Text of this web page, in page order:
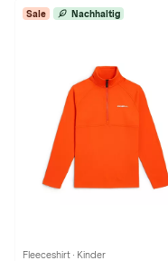
Sale Nachhaltig
Fleeceshirt · Kinder